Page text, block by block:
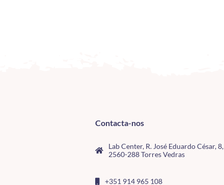
Contacta-nos
Lab Center, R. José Eduardo César, 8,
2560-288 Torres Vedras
+351 914 965 108